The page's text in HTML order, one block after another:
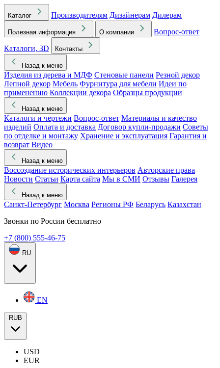
Каталог Производителям Дизайнерам Дилерам
Полезная информация О компании
Вопрос-ответ
Каталоги, 3D
Контакты
Назад к меню
Изделия из дерева и МДФ Стеновые панели Резной декор
Лепной декор Мебель Фурнитура для мебели Идеи по
применению Коллекции декора Образцы продукции
Назад к меню
Каталоги и чертежи Вопрос-ответ Материалы и качество
изделий Оплата и доставка Договор купли-продажи Советы
по отделке и монтажу Хранение и эксплуатация Гарантия и
возврат Видео
Назад к меню
Воссоздание исторических интерьеров Авторские права
Новости Статьи Карта сайта Мы в СМИ Отзывы Галерея
Назад к меню
Санкт-Петербург Москва Регионы РФ Беларусь Казахстан
Звонки по России бесплатно
+7 (800) 555-46-75
RU
EN
RUB
USD
EUR